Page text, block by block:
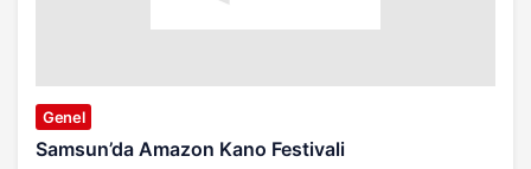
Genel
Samsun’da Amazon Kano Festivali